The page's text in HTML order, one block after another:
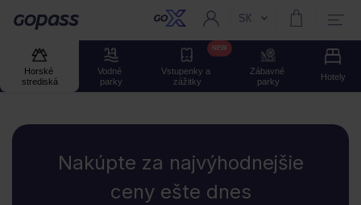
Gopass Aktuální jazyk:
SK
Horské
strediská
Vodné
parky
Vstupenky a
zážitky
NEW
Zábavné
parky
Hotely
Nakúpte za najvýhodnejšie
ceny ešte dnes